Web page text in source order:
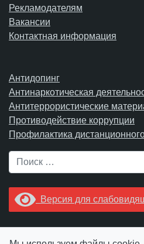
Рекламодателям
Вакансии
Контактная информация
Антидопинг
Антинаркотическая
Антитеррористические
Противодействие коррупции
Профилактика
Поиск
Версия для